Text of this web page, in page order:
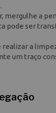
mergulhe a
pode ser
realizar a
um traço